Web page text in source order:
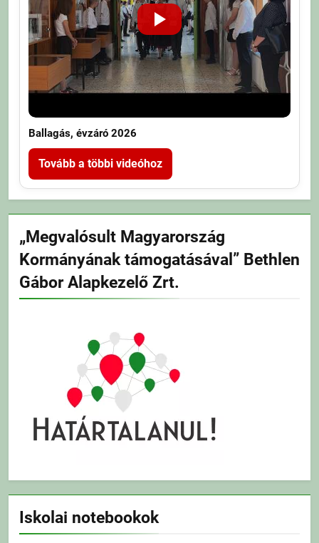
Ballagás, évzáró 2026
Tovább a többi videóhoz
„Megvalósult Magyarország
Kormányának támogatásával” Bethlen
Gábor Alapkezelő Zrt.
Iskolai notebookok